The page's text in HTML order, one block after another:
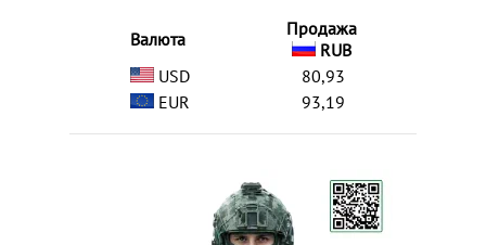
Валюта
Продажа
RUB
USD
80,93
EUR
93,19